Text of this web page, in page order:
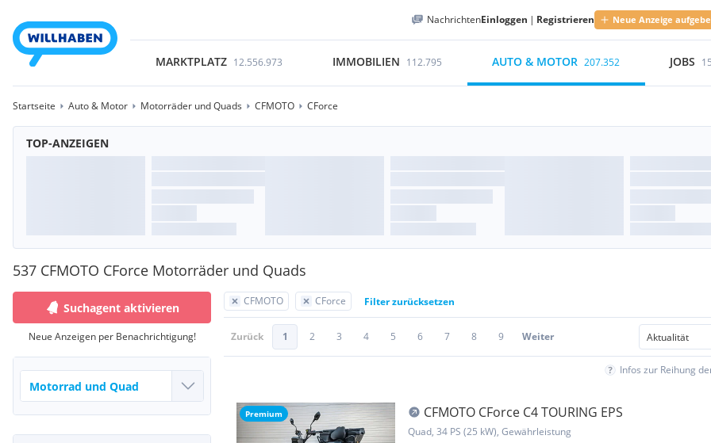
NachrichtenEinloggen | Registrieren Neue Anzeige
MARKTPLATZ 12.556.973 IMMOBILIEN 112.795 AUTO & MOTOR 207.352 JOBS
Startseite Auto & Motor Motorräder und Quads CFMOTO CForce
TOP-ANZEIGEN
537 CFMOTO CForce Motorräder und Quads
CFMOTO CForce Filter zurücksetzen
Zurück 1 2 3 4 5 6 7 8 9 Weiter
Infos zur Reihung
Premium CFMOTO CForce C4 TOURING EPS
Quad, 34 PS (25 kW), Gewährleistung
Suchagent aktivieren
Neue Anzeigen per Benachrichtigung!